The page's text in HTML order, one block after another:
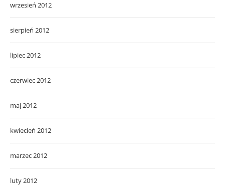
wrzesień 2012
sierpień 2012
lipiec 2012
czerwiec 2012
maj 2012
kwiecień 2012
marzec 2012
luty 2012